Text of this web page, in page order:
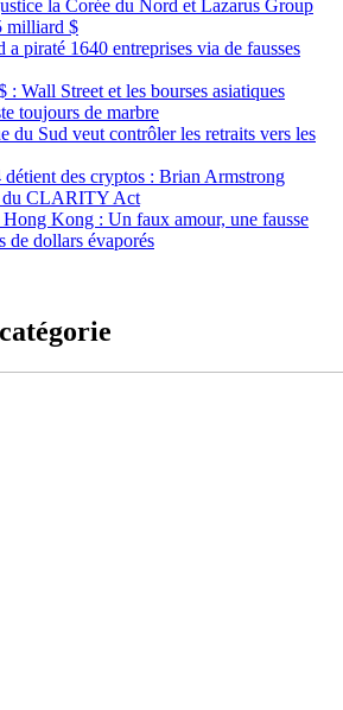
la Corée du Nord et Lazarus Group
milliard $
piraté 1640 entreprises via de fausses
Wall Street et les bourses asiatiques
toujours de marbre
du Sud veut contrôler les retraits vers les
des cryptos : Brian Armstrong
du CLARITY Act
Kong : Un faux amour, une fausse
de dollars évaporés